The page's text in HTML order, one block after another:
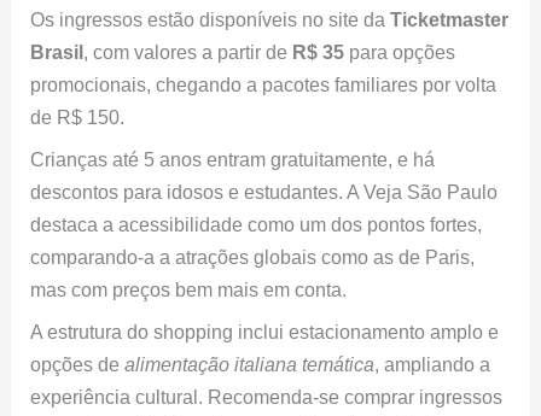
Os ingressos estão disponíveis no site daTicketmaster
Brasil , com valores a partir de R$ 35 para opções
promocionais, chegando a pacotes familiares por volta
de R$ 150.
Crianças até 5 anos entram gratuitamente, e há
descontos para idosos e estudantes. A Veja São Paulo
destaca a acessibilidade como um dos pontos fortes,
comparando-a a atrações globais como as de Paris,
mas com preços bem mais em conta.
A estrutura do shopping inclui estacionamento amplo e
opções dealimentação italiana temática, ampliando a
experiência cultural. Recomenda-se comprar ingressos